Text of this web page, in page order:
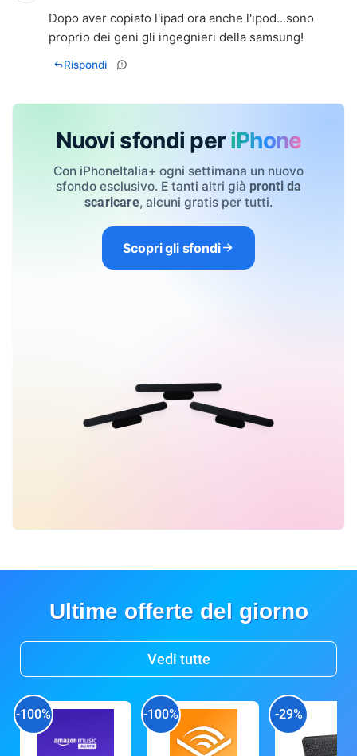
Dopo aver copiato l'ipad ora anche l'ipod...sono
proprio dei geni gli ingegnieri della samsung!
Rispondi
Nuovi sfondi per iPhone
Con iPhoneItalia+ ogni settimana un nuovo
sfondo esclusivo. E tanti altri già pronti da
scaricare, alcuni gratis per tutti.
Scopri gli sfondi
Ultime offerte del giorno
Vedi tutte
-100% -100% -29%